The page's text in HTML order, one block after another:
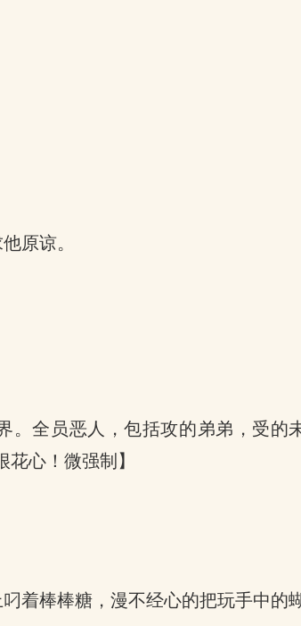
原谅。
。全员恶人，包括攻的弟弟，受
心！微强制】
着棒棒糖，漫不经心的把玩手中的